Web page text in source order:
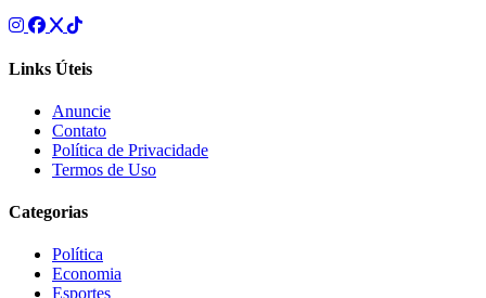
Links Úteis
Anuncie
Contato
Política de Privacidade
Termos de Uso
Categorias
Política
Economia
Esportes